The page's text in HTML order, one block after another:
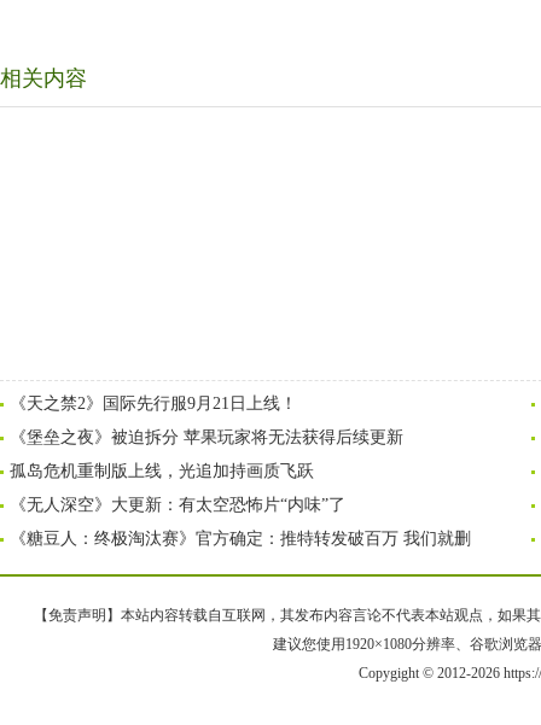
相关内容
《天之禁2》国际先行服9月21日上线！
《堡垒之夜》被迫拆分 苹果玩家将无法获得后续更新
孤岛危机重制版上线，光追加持画质飞跃
《无人深空》大更新：有太空恐怖片“内味”了
《糖豆人：终极淘汰赛》官方确定：推特转发破百万 我们就删
【免责声明】本站内容转载自互联网，其发布内容言论不代表本站观点，如果
建议您使用1920×1080分辨率、谷歌浏览
Copygight © 2012-2026